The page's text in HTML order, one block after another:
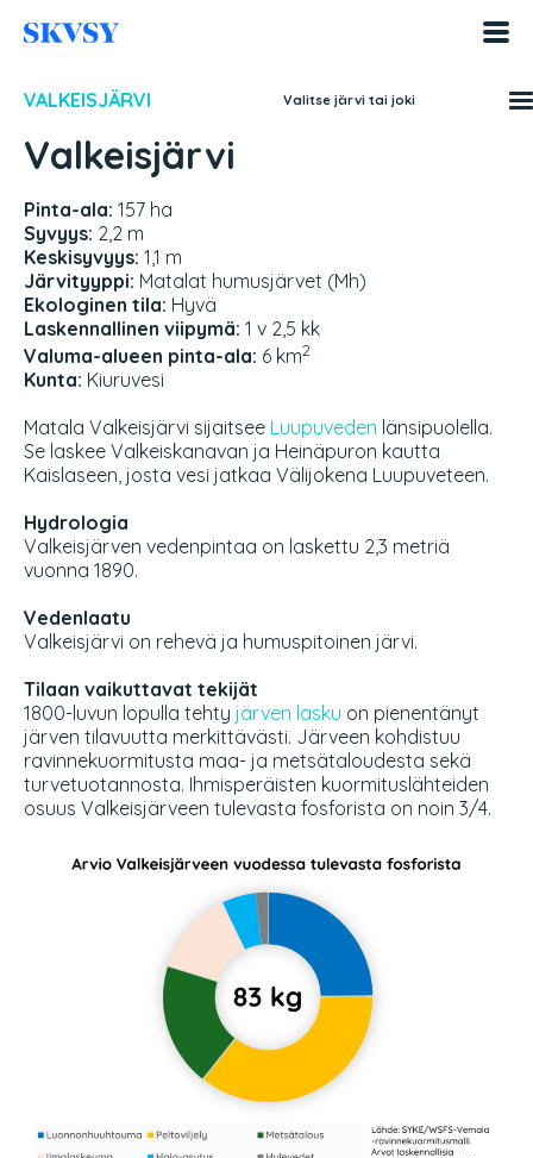
sisältöön
VALKEISJÄRVI Valitse järvi tai joki
Valkeisjärvi
Pinta-ala: 157 ha
Syvyys: 2,2 m
Keskisyvyys: 1,1 m
Järvityyppi: Matalat humusjärvet (Mh)
Ekologinen tila: Hyvä
Laskennallinen viipymä: 1 v 2,5 kk
Valuma-alueen pinta-ala: 6 km2
Kunta: Kiuruvesi
Matala Valkeisjärvi sijaitsee Luupuveden länsipuolella.
Se laskee Valkeiskanavan ja Heinäpuron kautta
Kaislaseen, josta vesi jatkaa Välijokena Luupuveteen.
Hydrologia
Valkeisjärven vedenpintaa on laskettu 2,3 metriä
vuonna 1890.
Vedenlaatu
Valkeisjärvi on rehevä ja humuspitoinen järvi.
Tilaan vaikuttavat tekijät
1800-luvun lopulla tehty järven lasku on pienentänyt
järven tilavuutta merkittävästi. Järveen kohdistuu
ravinnekuormitusta maa- ja metsätaloudesta sekä
turvetuotannosta. Ihmisperäisten kuormituslähteiden
osuus Valkeisjärveen tulevasta fosforista on noin 3/4.